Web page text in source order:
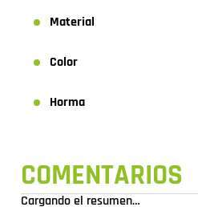
Material
Color
Horma
COMENTARIOS
Cargando el resumen…